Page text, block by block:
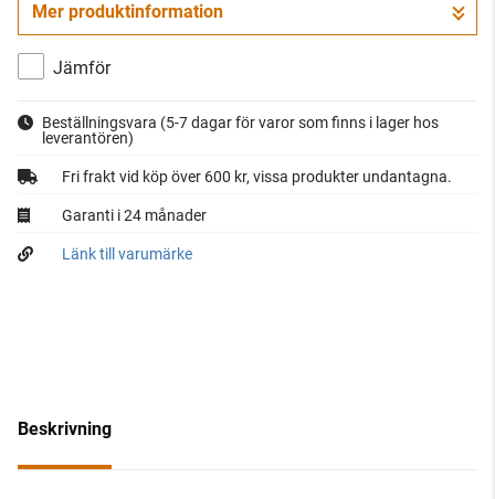
Gå till kassan
Mer produktinformation
Jämför
Beställningsvara (5-7 dagar för varor som finns i lager hos
leverantören)
Fri frakt vid köp över 600 kr, vissa produkter undantagna.
Garanti i 24 månader
Länk till varumärke
Beskrivning